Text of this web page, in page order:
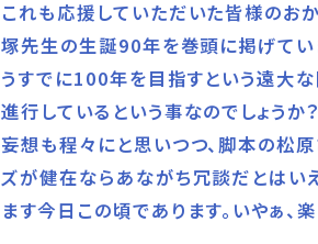
これも応援していただいた皆様のお
塚先生の生誕90年を巻頭に掲げてい
うすでに100年を目指すという遠大な
進行しているという事なのでしょうか？
妄想も程々にと思いつつ、脚本の松
ズが健在ならあながち冗談だとはい
ます今日この頃であります。いやぁ、